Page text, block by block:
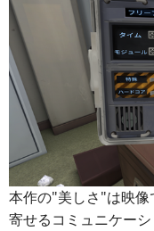
本作の"美しさ"は映像
寄せるコミュニケー